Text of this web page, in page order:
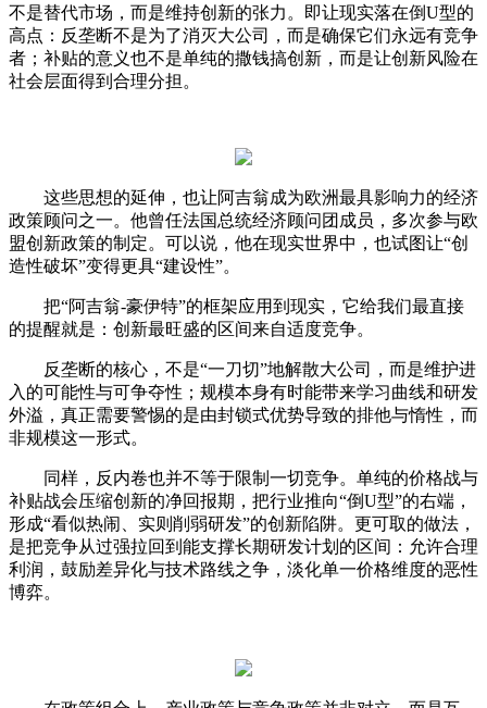
不是替代市场，而是维持创新的张力。即让现实落在倒U型的
高点：反垄断不是为了消灭大公司，而是确保它们永远有竞争
者；补贴的意义也不是单纯的撒钱搞创新，而是让创新风险在
社会层面得到合理分担。
这些思想的延伸，也让阿吉翁成为欧洲最具影响力的经济
政策顾问之一。他曾任法国总统经济顾问团成员，多次参与欧
盟创新政策的制定。可以说，他在现实世界中，也试图让“创
造性破坏”变得更具“建设性”。
把“阿吉翁-豪伊特”的框架应用到现实，它给我们最直接
的提醒就是：创新最旺盛的区间来自适度竞争。
反垄断的核心，不是“一刀切”地解散大公司，而是维护进
入的可能性与可争夺性；规模本身有时能带来学习曲线和研发
外溢，真正需要警惕的是由封锁式优势导致的排他与惰性，而
非规模这一形式。
同样，反内卷也并不等于限制一切竞争。单纯的价格战与
补贴战会压缩创新的净回报期，把行业推向“倒U型”的右端，
形成“看似热闹、实则削弱研发”的创新陷阱。更可取的做法，
是把竞争从过强拉回到能支撑长期研发计划的区间：允许合理
利润，鼓励差异化与技术路线之争，淡化单一价格维度的恶性
博弈。